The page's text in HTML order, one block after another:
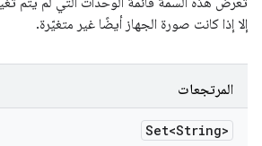
إلا إذا كانت صورة الجهاز أيضًا غير متغيّرة.
المرتجعات
Set<String>